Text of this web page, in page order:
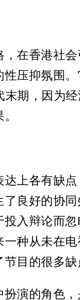
在香港社
压抑氛围
末期，因为
上各有缺
良好的协
入辩论而
种从未在
节目的很多缺
演的角色